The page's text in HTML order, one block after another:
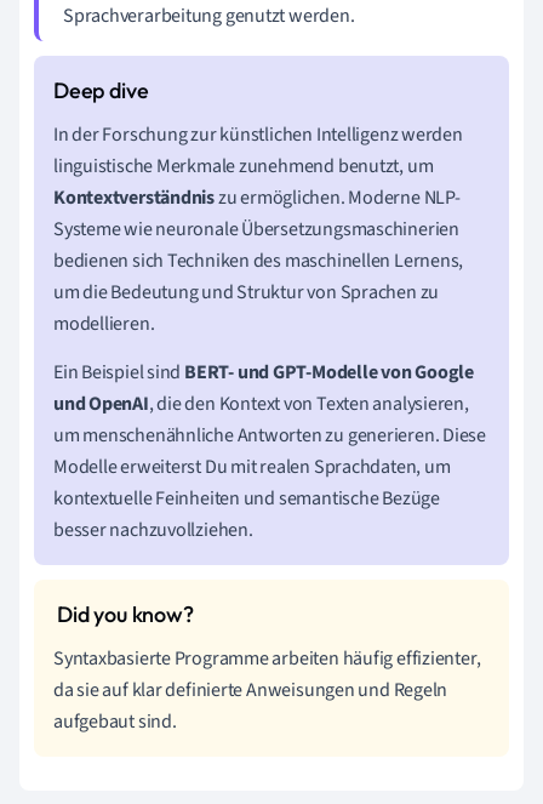
Sprachverarbeitung genutzt werden.
In der Forschung zur künstlichen Intelligenz werden
linguistische Merkmale zunehmend benutzt, um
Kontextverständniszu ermöglichen. Moderne NLP-
Systeme wie neuronale Übersetzungsmaschinerien
bedienen sich Techniken des maschinellen Lernens,
um die Bedeutung und Struktur von Sprachen zu
modellieren.
Ein Beispiel sind BERT- und GPT-Modelle von Google
und OpenAI, die den Kontext von Texten analysieren,
um menschenähnliche Antworten zu generieren. Diese
Modelle erweiterst Du mit realen Sprachdaten, um
kontextuelle Feinheiten und semantische Bezüge
besser nachzuvollziehen.
Syntaxbasierte Programme arbeiten häufig effizienter,
da sie auf klar definierte Anweisungen und Regeln
aufgebaut sind.